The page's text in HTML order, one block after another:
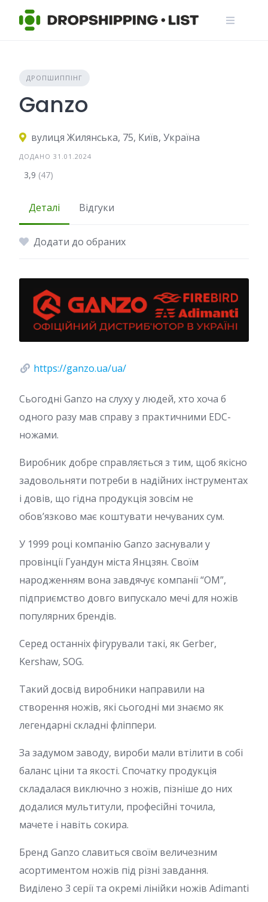
ДРОПШИППІНГ
Ganzo
вулиця Жилянська, 75, Київ, Україна
ДОДАНО 31.01.2024
3,9 (47)
Деталі Відгуки
Додати до обраних
https://ganzo.ua/ua/
Сьогодні Ganzo на слуху у людей, хто хоча б
одного разу мав справу з практичними EDC-
ножами.
Виробник добре справляється з тим, щоб якісно
задовольняти потреби в надійних інструментах
і довів, що гідна продукція зовсім не
обов’язково має коштувати нечуваних сум.
У 1999 році компанію Ganzo заснували у
провінції Гуандун міста Янцзян. Своїм
народженням вона завдячує компанії “OM”,
підприємство довго випускало мечі для ножів
популярних брендів.
Серед останніх фігурували такі, як Gerber,
Kershaw, SOG.
Такий досвід виробники направили на
створення ножів, які сьогодні ми знаємо як
легендарні складні фліппери.
За задумом заводу, вироби мали втілити в собі
баланс ціни та якості. Спочатку продукція
складалася виключно з ножів, пізніше до них
додалися мультитули, професійні точила,
мачете і навіть сокира.
Бренд Ganzo славиться своїм величезним
асортиментом ножів під різні завдання.
Виділено 3 серії та окремі лінійки ножів Adimanti